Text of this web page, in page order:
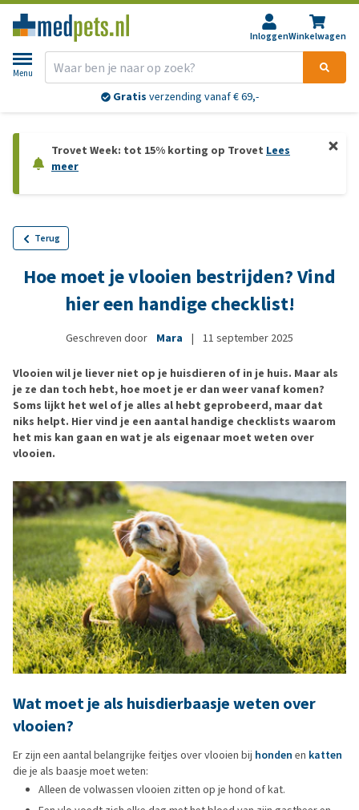
InloggenWinkelwagen
Menu
Gratis verzending vanaf € 69,-
Trovet Week: tot 15% korting op Trovet Lees
meer
Terug
Hoe moet je vlooien bestrijden? Vind
hier een handige checklist!
Geschreven door Mara | 11 september 2025
Vlooien wil je liever niet op je huisdieren of in je huis. Maar als
je ze dan toch hebt, hoe moet je er dan weer vanaf komen?
Soms lijkt het wel of je alles al hebt geprobeerd, maar dat
niks helpt. Hier vind je een aantal handige checklists waarom
het mis kan gaan en wat je als eigenaar moet weten over
vlooien.
Wat moet je als huisdierbaasje weten over
vlooien?
Er zijn een aantal belangrijke feitjes over vlooien bij honden en katten
die je als baasje moet weten:
Alleen de volwassen vlooien zitten op je hond of kat.